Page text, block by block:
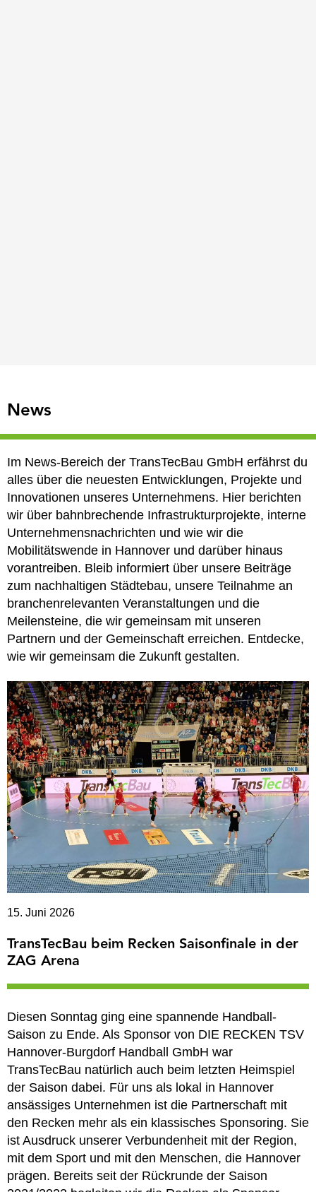
News
Im News-Bereich der TransTecBau GmbH erfährst du
alles über die neuesten Entwicklungen, Projekte und
Innovationen unseres Unternehmens. Hier berichten
wir über bahnbrechende Infrastrukturprojekte, interne
Unternehmensnachrichten und wie wir die
Mobilitätswende in Hannover und darüber hinaus
vorantreiben. Bleib informiert über unsere Beiträge
zum nachhaltigen Städtebau, unsere Teilnahme an
branchenrelevanten Veranstaltungen und die
Meilensteine, die wir gemeinsam mit unseren
Partnern und der Gemeinschaft erreichen. Entdecke,
wie wir gemeinsam die Zukunft gestalten.
15. Juni 2026
TransTecBau beim Recken Saisonfinale in der
ZAG Arena
Diesen Sonntag ging eine spannende Handball-
Saison zu Ende. Als Sponsor von DIE RECKEN TSV
Hannover-Burgdorf Handball GmbH war
TransTecBau natürlich auch beim letzten Heimspiel
der Saison dabei. Für uns als lokal in Hannover
ansässiges Unternehmen ist die Partnerschaft mit
den Recken mehr als ein klassisches Sponsoring. Sie
ist Ausdruck unserer Verbundenheit mit der Region,
mit dem Sport und mit den Menschen, die Hannover
prägen. Bereits seit der Rückrunde der Saison